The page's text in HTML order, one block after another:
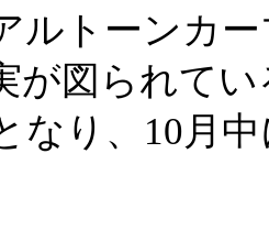
ルトーンカ
が図られて
なり、10月